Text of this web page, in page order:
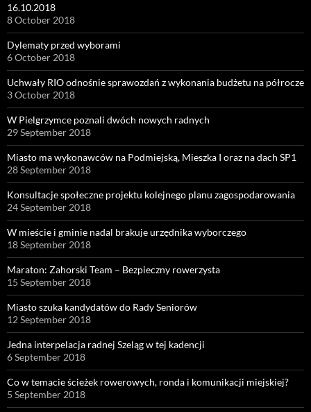
16.10.2018
8 October 2018
Dylematy przed wyborami
6 October 2018
Uchwały RIO odnośnie sprawozdań z wykonania budżetu na półrocze
3 October 2018
W Pielgrzymce poznali dwóch nowych radnych
29 September 2018
Miasto ma wykonawców na Podmiejską, Mieszka I oraz na dach SP1
28 September 2018
Konsultacje społeczne projektu kolejnego planu zagospodarowania
24 September 2018
W mieście i gminie nadal brakuje urzędnika wyborczego
18 September 2018
Maraton: Zahorski Team – Bezpieczny rowerzysta
15 September 2018
Miasto szuka kandydatów do Rady Seniorów
12 September 2018
Jedna interpelacja radnej Szeląg w tej kadencji
6 September 2018
Co w temacie ścieżek rowerowych, ronda i komunikacji miejskiej?
5 September 2018